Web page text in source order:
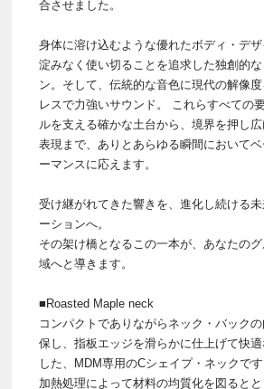
合させました。
身体に溶け込むような優れたボディ・デ
淀みなく使い切ることを追求した独創的
ン。そして、伝統的な音色に現代の解像
レスで力強いサウンド。 これらすべての
ルを支える確かな土台から、境界を押し
表現まで、ありとあらゆる瞬間において
ーマンスに応えます。
受け継がれてきた響きを、進化し続ける
ーションへ。
その架け橋となるこの一本が、あなたの
域へと導きます。
■Roasted Maple neck
コンパクトでありながらネック・バック
保し、指板エッジを滑らかに仕上げて快
した、MDM専用のCシェイプ・ネックです
加熱処理によって材料の均質化を図ると